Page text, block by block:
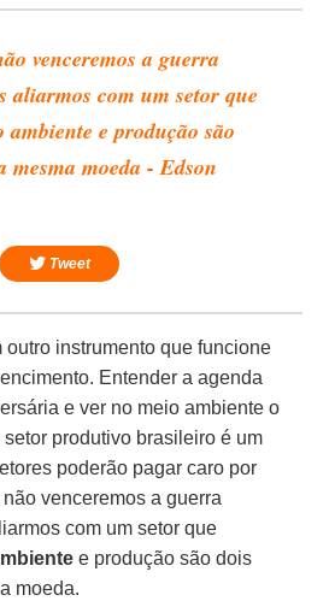
venceremos a guerra
aliarmos com um setor que
ambiente e produção são
mesma moeda - Edson
Tweet
outro instrumento que funcione
Entender a agenda
e ver no meio ambiente o
produtivo brasileiro é um
poderão pagar caro por
venceremos a guerra
com um setor que
e produção são dois
moeda.